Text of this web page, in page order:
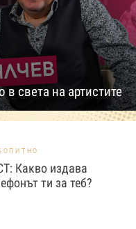
света на артистите
Какво издава
ти за теб?